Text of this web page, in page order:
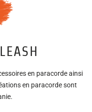
en paracorde ainsi
en paracorde sont